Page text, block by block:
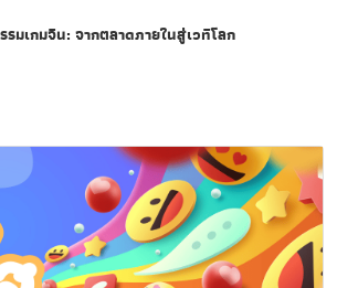
มเกมจีน: จากตลาดภายในสู่เวทีโลก